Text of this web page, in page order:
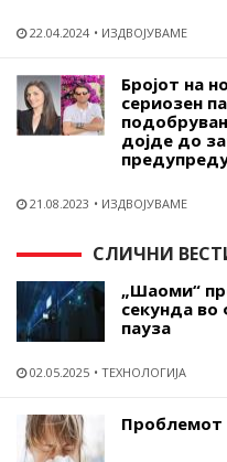
22.04.2024 ИЗДВОЈУВАМЕ
Бројот на
сериозен
дојде до
21.08.2023 ИЗДВОЈУВАМЕ
СЛИЧНИ
„Шаоми“
секунда во
пауза
02.05.2025 ТЕХНОЛОГИЈА
Проблемот